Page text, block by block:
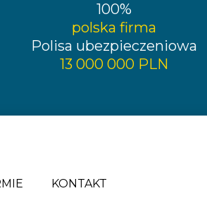
100%
polska firma
Polisa ubezpieczeniowa
13 000 000 PLN
KONTAKT